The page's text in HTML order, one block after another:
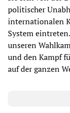
politischer
internationalen
System
unseren
und den Kampf
auf der ganzen